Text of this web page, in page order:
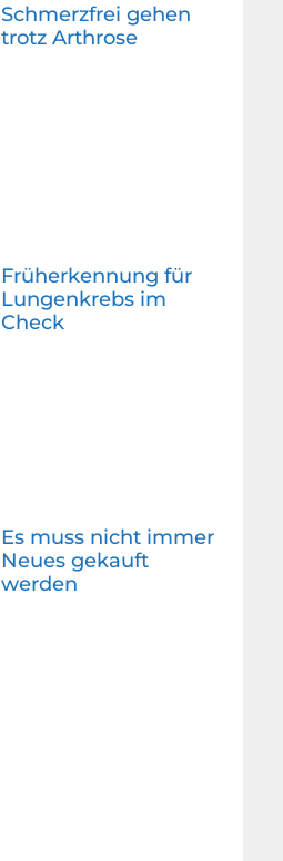
Schmerzfrei gehen
trotz Arthrose
Früherkennung für
Lungenkrebs im
Check
Es muss nicht immer
Neues gekauft
werden